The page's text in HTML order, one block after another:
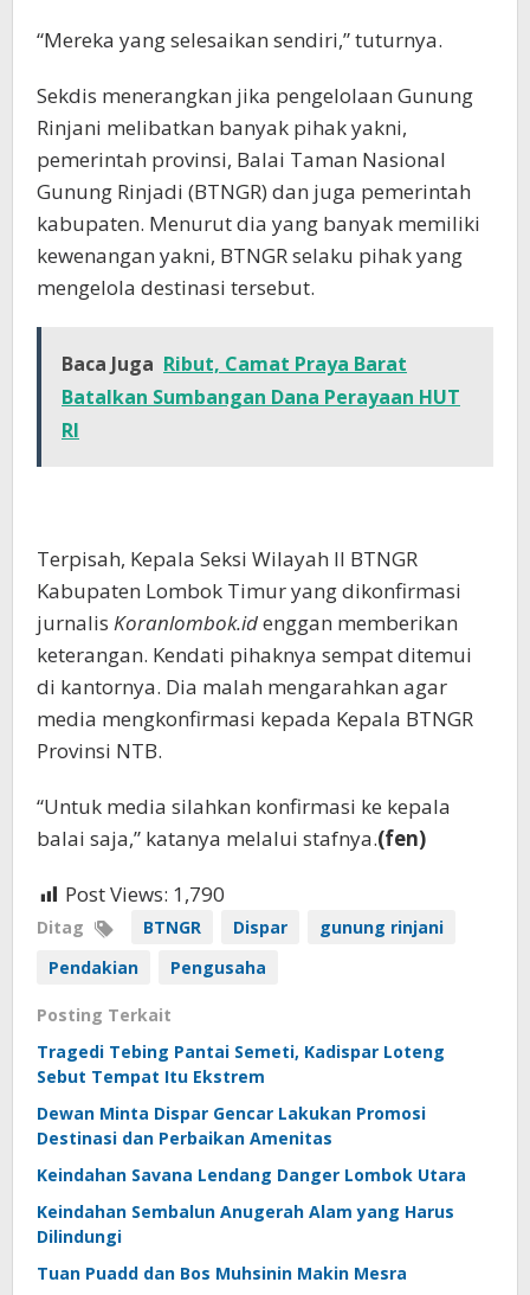
“Mereka yang selesaikan sendiri,” tuturnya.
Sekdis menerangkan jika pengelolaan Gunung
Rinjani melibatkan banyak pihak yakni,
pemerintah provinsi, Balai Taman Nasional
Gunung Rinjadi (BTNGR) dan juga pemerintah
kabupaten. Menurut dia yang banyak memiliki
kewenangan yakni, BTNGR selaku pihak yang
mengelola destinasi tersebut.
Baca Juga Ribut, Camat Praya Barat
Batalkan Sumbangan Dana Perayaan HUT
RI
Terpisah, Kepala Seksi Wilayah II BTNGR
Kabupaten Lombok Timur yang dikonfirmasi
jurnalis Koranlombok.idenggan memberikan
keterangan. Kendati pihaknya sempat ditemui
di kantornya. Dia malah mengarahkan agar
media mengkonfirmasi kepada Kepala BTNGR
Provinsi NTB.
“Untuk media silahkan konfirmasi ke kepala
balai saja,” katanya melalui stafnya.(fen)
Post Views: 1,790
Ditag BTNGR Dispar
gunung rinjani
Pendakian
Pengusaha
Posting Terkait
Tragedi Tebing Pantai Semeti, Kadispar Loteng
Sebut Tempat Itu Ekstrem
Dewan Minta Dispar Gencar Lakukan Promosi
Destinasi dan Perbaikan Amenitas
Keindahan Savana Lendang Danger Lombok Utara
Keindahan Sembalun Anugerah Alam yang Harus
Dilindungi
Tuan Puadd dan Bos Muhsinin Makin Mesra